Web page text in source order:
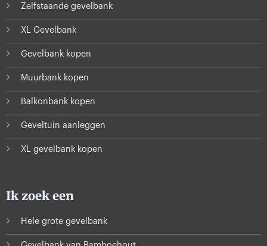
Zelfstaande gevelbank
XL Gevelbank
Gevelbank kopen
Muurbank kopen
Balkonbank kopen
Geveltuin aanleggen
XL gevelbank kopen
Ik zoek een
Hele grote gevelbank